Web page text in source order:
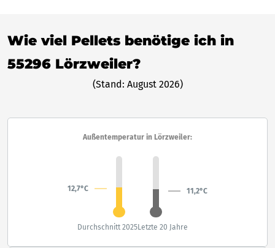
Wie viel Pellets benötige ich in
55296 Lörzweiler?
(Stand: August 2026)
Außentemperatur in Lörzweiler:
12,7°C 11,2°C
Durchschnitt 2025Letzte 20 Jahre